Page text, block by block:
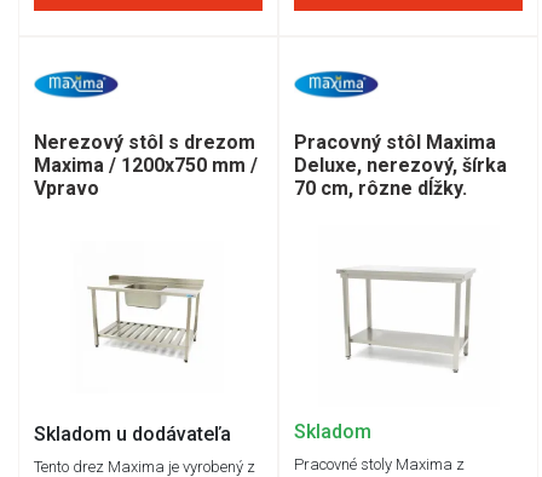
Nerezový stôl s drezom
Maxima / 1200x750 mm /
Vpravo
Skladom u dodávateľa
Tento drez Maxima je vyrobený z
Pracovný stôl Maxima
Deluxe, nerezový, šírka
70 cm, rôzne dĺžky.
Skladom
Pracovné stoly Maxima z